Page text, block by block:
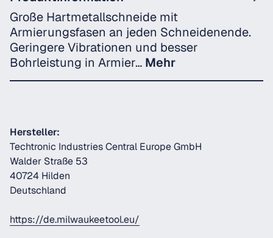
Große Hartmetallschneide mit
Armierungsfasen an jeden Schneidenende.
Geringere Vibrationen und besser
Bohrleistung in Armier… Mehr
Hersteller:
Techtronic Industries Central Europe GmbH
Walder Straße 53
40724 Hilden
Deutschland
https://de.milwaukeetool.eu/